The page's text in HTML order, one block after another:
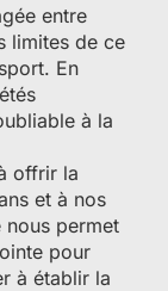
entre
limites de ce
En
à la
offrir la
et à nos
nous permet
pour
à établir la